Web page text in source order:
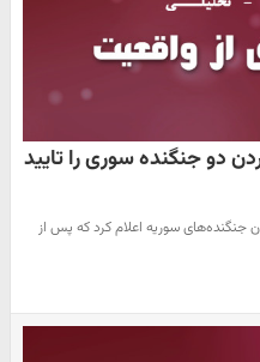
دو جنگنده سوری را تایید
جنگنده‌های سوریه اعلام کرد که پس از